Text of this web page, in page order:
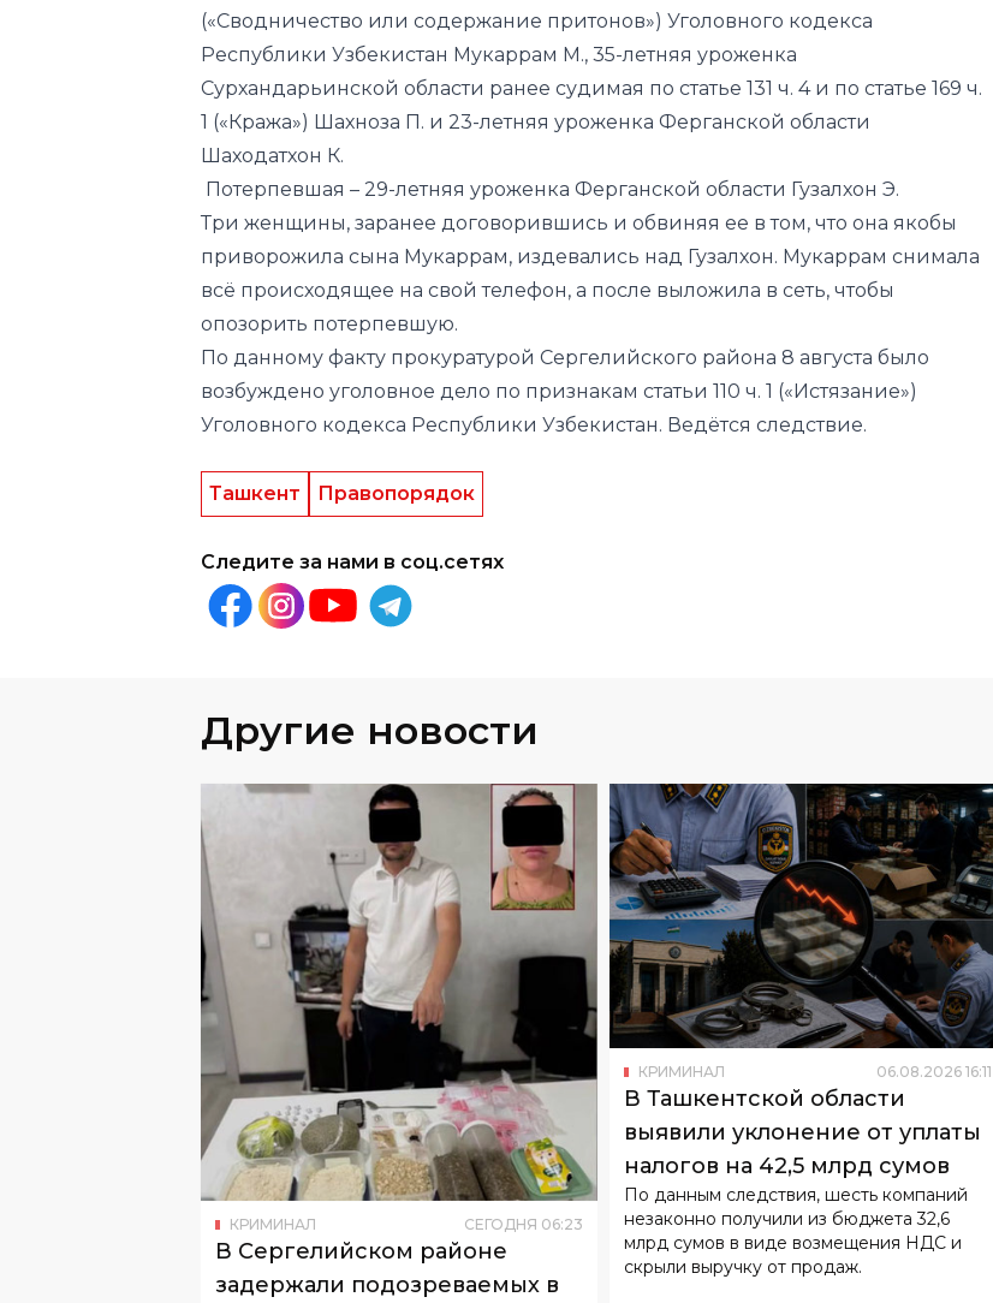
(«Сводничество или содержание притонов») Уголовного кодекса
Республики Узбекистан Мукаррам М., 35-летняя уроженка
Сурхандарьинской области ранее судимая по статье 131 ч. 4 и по статье 169 ч.
1 («Кража») Шахноза П. и 23-летняя уроженка Ферганской области
Шаходатхон К.
Потерпевшая – 29-летняя уроженка Ферганской области Гузалхон Э.
Три женщины, заранее договорившись и обвиняя ее в том, что она якобы
приворожила сына Мукаррам, издевались над Гузалхон. Мукаррам снимала
всё происходящее на свой телефон, а после выложила в сеть, чтобы
опозорить потерпевшую.
По данному факту прокуратурой Сергелийского района 8 августа было
возбуждено уголовное дело по признакам статьи 110 ч. 1 («Истязание»)
Уголовного кодекса Республики Узбекистан. Ведётся следствие.
Ташкент Правопорядок
Следите за нами в соц.сетях
Другие новости
КРИМИНАЛ СЕГОДНЯ 06:23
В Сергелийском районе
задержали подозреваемых в
КРИМИНАЛ 06.08.2026 16:11
В Ташкентской области
выявили уклонение от уплаты
налогов на 42,5 млрд сумов
По данным следствия, шесть компаний
незаконно получили из бюджета 32,6
млрд сумов в виде возмещения НДС и
скрыли выручку от продаж.